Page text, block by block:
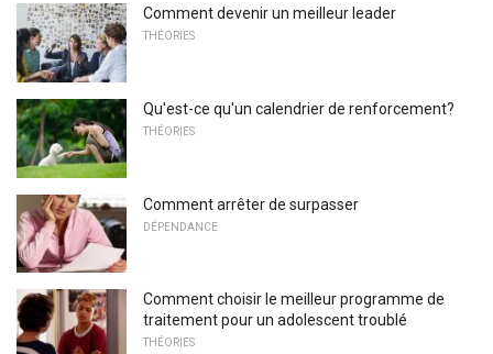
Comment devenir un meilleur leader
THÉORIES
Qu'est-ce qu'un calendrier de renforcement?
THÉORIES
Comment arrêter de surpasser
DÉPENDANCE
Comment choisir le meilleur programme de
traitement pour un adolescent troublé
THÉORIES